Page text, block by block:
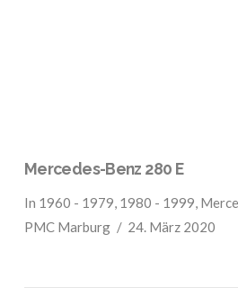
Mercedes-Benz 280 E
In 1960 - 1979, 1980 - 1999,
PMC Marburg
24. März 2020